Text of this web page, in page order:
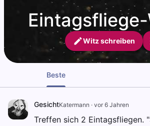
Witz schreiben
Beste
GesichtKatermann · vor 6 Jahren
Treffen sich 2 Eintagsfliegen.